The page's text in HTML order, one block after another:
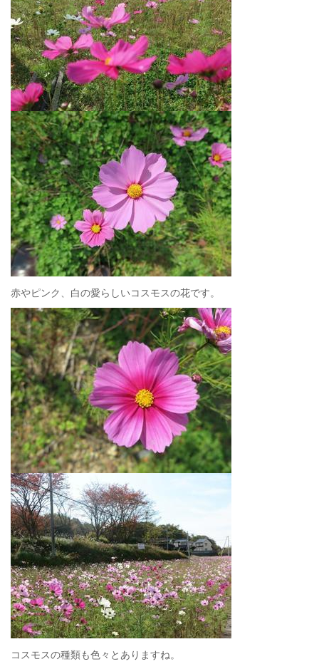
赤やピンク、白の愛らしいコスモスの花です。
コスモスの種類も色々とありますね。